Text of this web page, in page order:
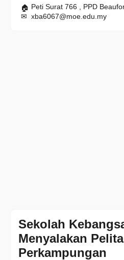
Peti Surat 766 , PPD
xba6067@moe.edu.my
Sekolah
Menyalakan
Perkampungan